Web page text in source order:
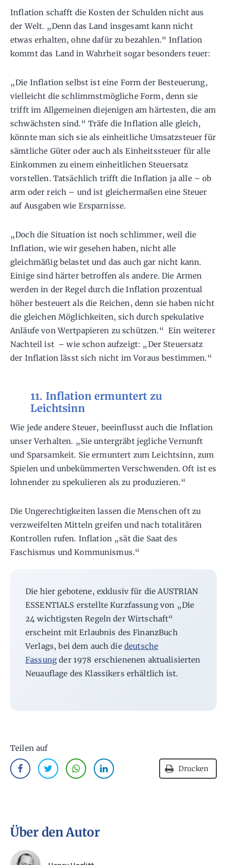
Inflation schafft die Kosten der Schulden nicht aus
der Welt. „Denn das Land insgesamt kann nicht
etwas erhalten, ohne dafür zu bezahlen.“ Inflation
kommt das Land in Wahrheit sogar besonders teuer:
„Die Inflation selbst ist eine Form der Besteuerung,
vielleicht die schlimmstmögliche Form, denn sie
trifft im Allgemeinen diejenigen am härtesten, die am
schwächsten sind.“ Träfe die Inflation alle gleich,
könnte man sich sie als einheitliche Umsatzsteuer für
sämtliche Güter oder auch als Einheitssteuer für alle
Einkommen zu einem einheitlichen Steuersatz
vorstellen. Tatsächlich trifft die Inflation ja alle – ob
arm oder reich – und ist gleichermaßen eine Steuer
auf Ausgaben wie Ersparnisse.
„Doch die Situation ist noch schlimmer, weil die
Inflation, wie wir gesehen haben, nicht alle
gleichmäßig belastet und das auch gar nicht kann.
Einige sind härter betroffen als andere. Die Armen
werden in der Regel durch die Inflation prozentual
höher besteuert als die Reichen, denn sie haben nicht
die gleichen Möglichkeiten, sich durch spekulative
Anläufe von Wertpapieren zu schützen.“ Ein weiterer
Nachteil ist – wie schon aufzeigt: „Der Steuersatz
der Inflation lässt sich nicht im Voraus bestimmen.“
11. Inflation ermuntert zu
Leichtsinn
Wie jede andere Steuer, beeinflusst auch die Inflation
unser Verhalten. „Sie untergräbt jegliche Vernunft
und Sparsamkeit. Sie ermuntert zum Leichtsinn, zum
Spielen und unbekümmerten Verschwenden. Oft ist es
lohnender zu spekulieren als zu produzieren.“
Die Ungerechtigkeiten lassen die Menschen oft zu
verzweifelten Mitteln greifen und nach totalitären
Kontrollen rufen. Inflation „sät die Saat des
Faschismus und Kommunismus.“
Die hier gebotene, exklusiv für die AUSTRIAN
ESSENTIALS erstellte Kurzfassung von „Die
24 wichtigsten Regeln der Wirtschaft“
erscheint mit Erlaubnis des FinanzBuch
Verlags, bei dem auch die deutsche
Fassung der 1978 erschienenen aktualisierten
Neuauflage des Klassikers erhältlich ist.
Teilen auf
Drucken
Über den Autor